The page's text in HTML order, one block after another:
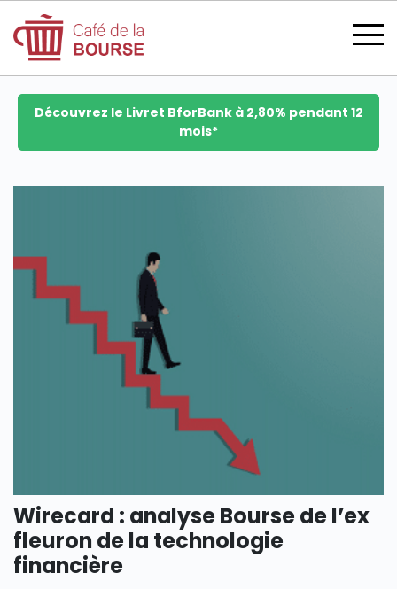
se connecter
devenir membre
Découvrez le Livret BforBank à 2,80% pendant 12
mois*
Wirecard : analyse Bourse de l’ex
fleuron de la technologie
financière